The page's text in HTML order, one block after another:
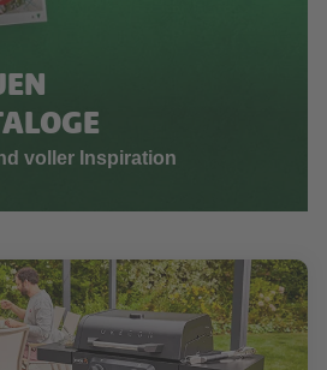
voller Inspiration